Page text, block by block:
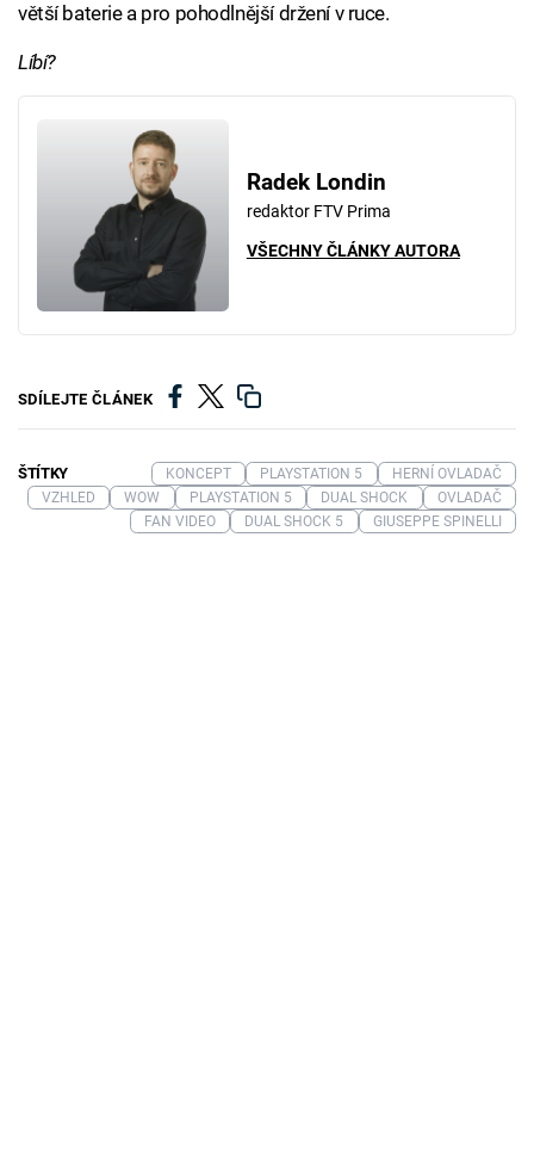
větší baterie a pro pohodlnější držení v ruce.
Líbí?
Radek Londin
redaktor FTV Prima
VŠECHNY ČLÁNKY AUTORA
SDÍLEJTE ČLÁNEK
ŠTÍTKY KONCEPT PLAYSTATION 5
HERNÍ OVLADAČ
VZHLED
WOW PLAYSTATION 5 DUAL SHOCK
OVLADAČ
FAN VIDEO
DUAL SHOCK 5 GIUSEPPE SPINELLI